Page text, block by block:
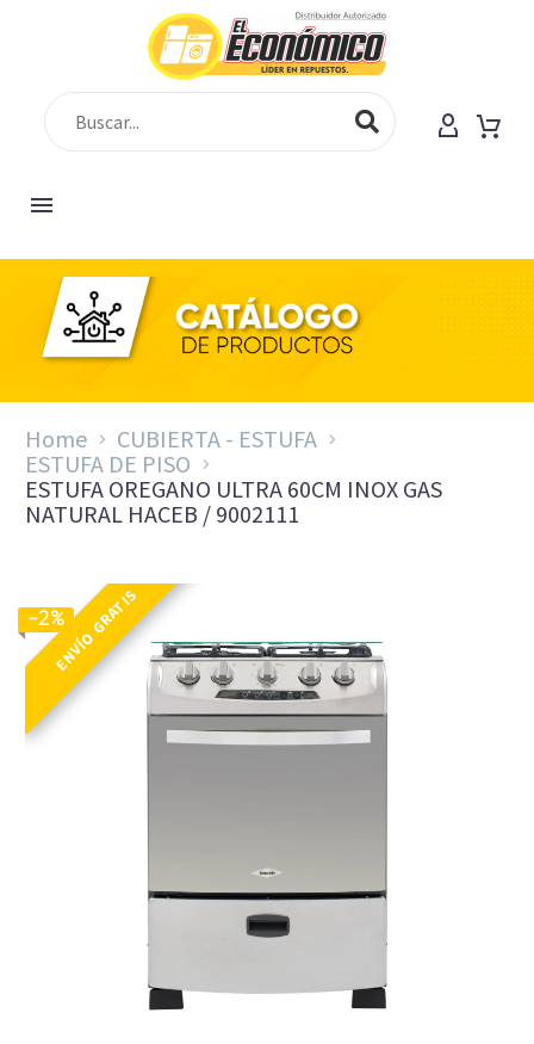
ESTUFA OREGANO 60 ULTRA GN INOX
Home
CUBIERTA - ESTUFA
ESTUFA DE PISO
ESTUFA OREGANO ULTRA 60CM INOX GAS
NATURAL HACEB / 9002111
ENVÍO GRATIS
-2%